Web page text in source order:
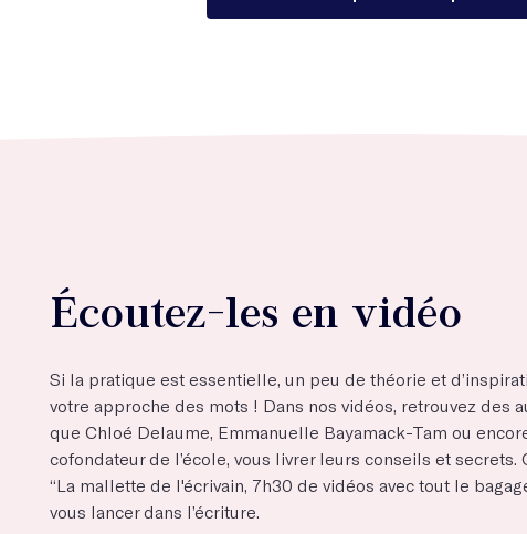
Écoutez-les en vidéo
Si la pratique est essentielle, un peu de théorie et
votre approche des mots ! Dans nos vidéos, retrouvez des
que Chloé Delaume, Emmanuelle Bayamack-Tam ou
cofondateur de l’école, vous livrer leurs conseils et secrets.
“La mallette de l'écrivain, 7h30 de vidéos avec tout le
vous lancer dans l’écriture.